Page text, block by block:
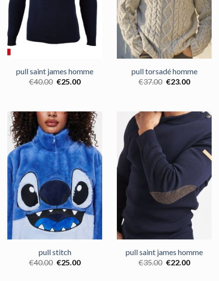
pull saint james homme
€40.00 €25.00
pull torsadé homme
€37.00 €23.00
pull stitch
€40.00 €25.00
pull saint james homme
€35.00 €22.00